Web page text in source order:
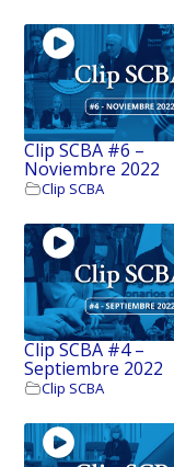
Clip SCBA #6 –
Noviembre 2022
Clip SCBA
Clip SCBA #4 –
Septiembre 2022
Clip SCBA